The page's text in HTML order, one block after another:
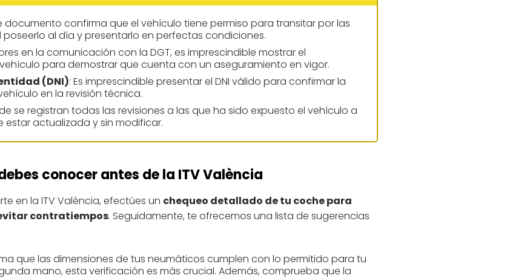
documento confirma que el vehículo tiene permiso para transitar por las
al día y presentarlo en perfectas condiciones.
en la comunicación con la DGT, es imprescindible mostrar el
para demostrar que cuenta con un aseguramiento en vigor.
(DNI): Es imprescindible presentar el DNI válido para confirmar la
en la revisión técnica.
se registran todas las revisiones a las que ha sido expuesto el vehículo a
estar actualizada y sin modificar.
conocer antes de la ITV València
en la ITV València, efectúes un chequeo detallado de tu coche para
contratiempos. Seguidamente, te ofrecemos una lista de sugerencias
que las dimensiones de tus neumáticos cumplen con lo permitido para tu
mano, esta verificación es más crucial. Además, comprueba que la